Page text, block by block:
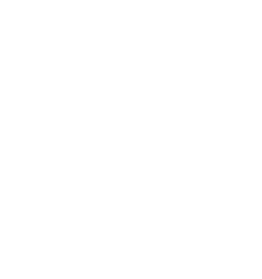
e per analizzare il nostro traffico.
e analitici, i quali possono
loro servizi.
senza di essi. Questi cookie non
cui il sito appare o si comporta, ad
e riportando informazioni in